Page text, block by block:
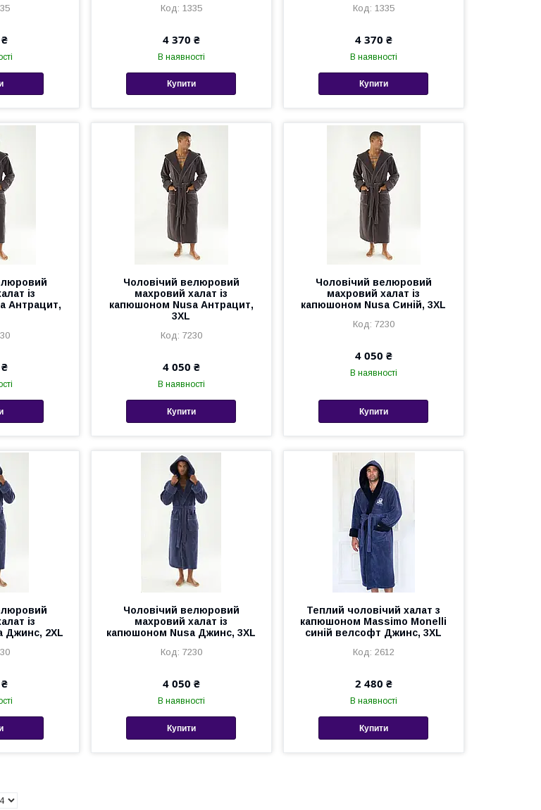
1335
4 370 ₴
В наявності
Купити
1335
4 370 ₴
В наявності
Купити
із
Антрацит,
Чоловічий велюровий
махровий халат із
капюшоном Nusa Антрацит,
3XL
7230
4 050 ₴
В наявності
Купити
Чоловічий велюровий
махровий халат із
капюшоном Nusa Синій, 3XL
7230
4 050 ₴
В наявності
Купити
із
Джинс, 2XL
Чоловічий велюровий
махровий халат із
капюшоном Nusa Джинс, 3XL
7230
4 050 ₴
В наявності
Купити
Теплий чоловічий халат з
капюшоном Massimo Monelli
синій велсофт Джинс, 3XL
2612
2 480 ₴
В наявності
Купити